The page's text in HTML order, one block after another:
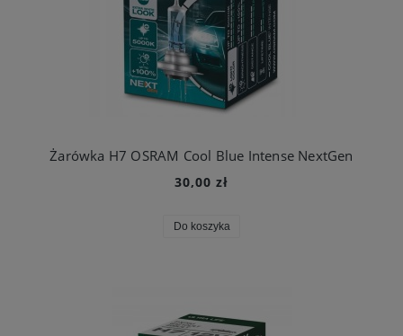
Żarówka H7 OSRAM Cool Blue Intense NextGen
30,00 zł
Do koszyka